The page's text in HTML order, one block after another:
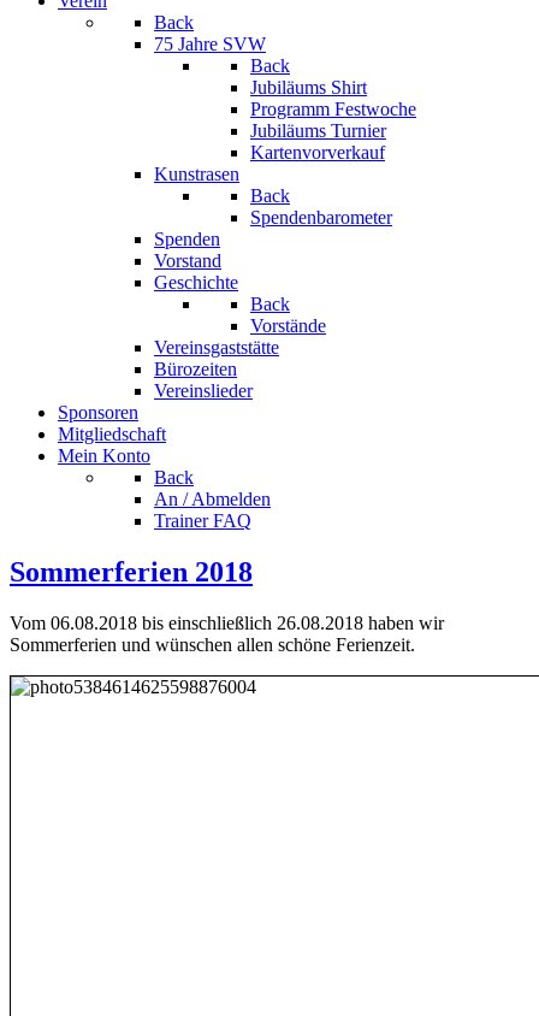
Back
75 Jahre SVW
Back
Jubiläums Shirt
Programm Festwoche
Jubiläums Turnier
Kartenvorverkauf
Kunstrasen
Back
Spendenbarometer
Spenden
Vorstand
Geschichte
Back
Vorstände
Vereinsgaststätte
Bürozeiten
Vereinslieder
Sponsoren
Mitgliedschaft
Mein Konto
Back
An / Abmelden
Trainer FAQ
Sommerferien 2018
Vom 06.08.2018 bis einschließlich 26.08.2018 haben wir
Sommerferien und wünschen allen schöne Ferienzeit.